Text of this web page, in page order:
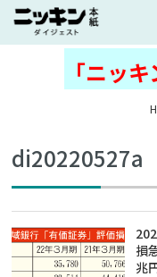
「ニッ
di20220527a
損
兆